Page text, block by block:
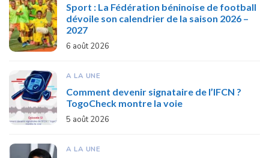
Sport : La Fédération béninoise de football
dévoile son calendrier de la saison 2026 –
2027
6 août 2026
A LA UNE
Comment devenir signataire de l’IFCN ?
TogoCheck montre la voie
5 août 2026
A LA UNE